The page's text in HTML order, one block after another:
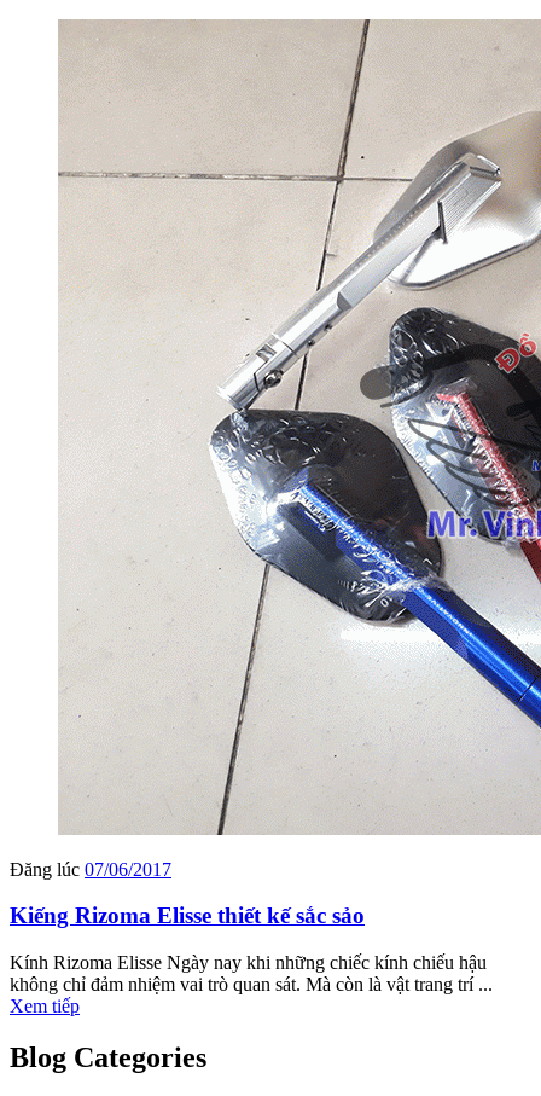
Đăng lúc 07/06/2017
Kiếng Rizoma Elisse thiết kế sắc sảo
Kính Rizoma Elisse Ngày nay khi những chiếc kính chiếu hậu
không chỉ đảm nhiệm vai trò quan sát. Mà còn là vật trang trí ...
Xem tiếp
Blog Categories